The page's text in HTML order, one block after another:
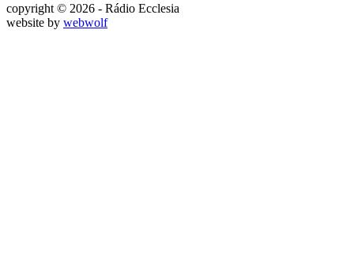
copyright © 2026 - Rádio Ecclesia
website by webwolf